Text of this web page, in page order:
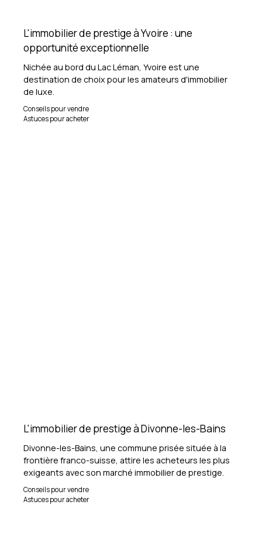
L'immobilier de prestige à Yvoire : une
opportunité exceptionnelle
Nichée au bord du Lac Léman, Yvoire est une
destination de choix pour les amateurs d'immobilier
de luxe.
Conseils pour vendre
Astuces pour acheter
L'immobilier de prestige à Divonne-les-Bains
Divonne-les-Bains, une commune prisée située à la
frontière franco-suisse, attire les acheteurs les plus
exigeants avec son marché immobilier de prestige.
Conseils pour vendre
Astuces pour acheter